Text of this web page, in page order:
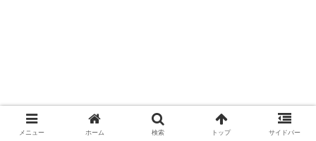
メニュー ホーム 検索 トップ サイドバー